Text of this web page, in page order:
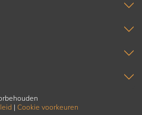
| Cookie voorkeuren